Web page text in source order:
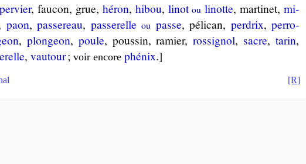
, fau­con, grue, hé­ron, hi­bou, li­notou li­notte, mar­ti­net,mi­
paon,pas­se­reau, pas­se­relleou passe, pé­li­can, per­drix,per­ro­
, plon­geon, poule, pous­sin, ra­mier,ros­si­gnol, sacre,tarin,
, vau­tour; voir en­core phé­nix.]
[R]